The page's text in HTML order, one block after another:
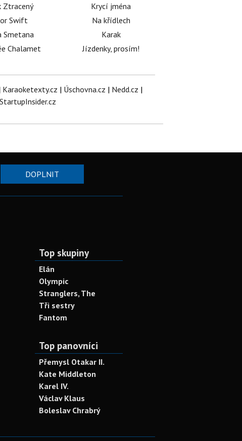
Ztracený
Swift
Smetana
Chalamet
Krycí jména
Na křídlech
Karak
Jízdenky, prosím!
Karaoketexty.cz | Úschovna.cz | Nedd.cz |
StartupInsider.cz
DOPLNIT
Top skupiny
Elán
Olympic
Stranglers, The
Tři sestry
Fantom
Top panovníci
Přemysl Otakar II.
Kate Middleton
Karel IV.
Václav Klaus
Boleslav Chrabrý